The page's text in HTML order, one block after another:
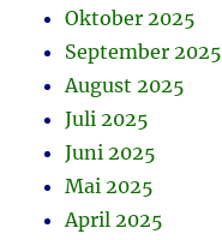
Oktober 2025
September 2025
August 2025
Juli 2025
Juni 2025
Mai 2025
April 2025